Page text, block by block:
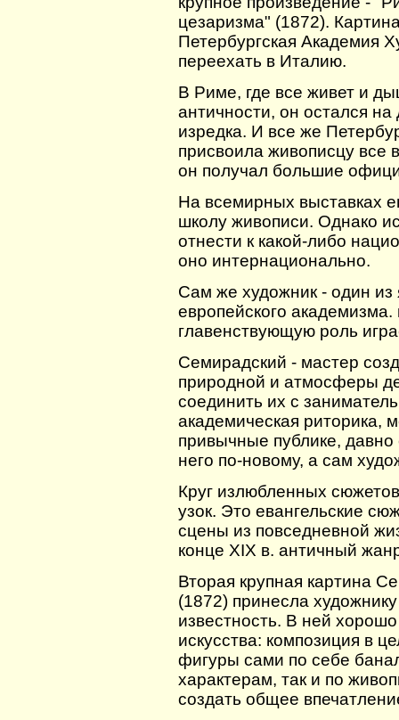
цезаризма" (1872).
Петербургская Академия
переехать в Италию.
В Риме, где все живет и
античности, он остался
изредка. И все же
присвоила живописцу все
он получал большие
На всемирных выставках
школу живописи. Однако
отнести к какой-либо
оно интернационально.
Сам же художник - один из
европейского
главенствующую роль
Семирадский - мастер
природной и атмосферы
соединить их с
академическая риторика,
привычные публике,
него по-новому, а сам
Круг излюбленных
узок. Это евангельские
сцены из повседневной
конце XIX в. античный
Вторая крупная картина
(1872) принесла
известность. В ней
искусства: композиция в
фигуры сами по себе
характерам, так и по
создать общее